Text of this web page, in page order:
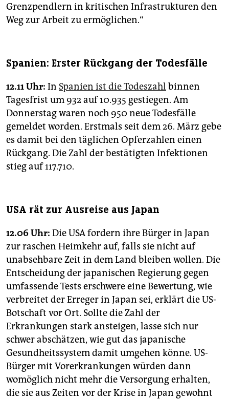
Grenzpendlern in kritischen Infrastrukturen den
Weg zur Arbeit zu ermöglichen.“
Spanien: Erster Rückgang der Todesfälle
12.11 Uhr: In Spanien ist die Todeszahl binnen
Tagesfrist um 932 auf 10.935 gestiegen. Am
Donnerstag waren noch 950 neue Todesfälle
gemeldet worden. Erstmals seit dem 26. März gebe
es damit bei den täglichen Opferzahlen einen
Rückgang. Die Zahl der bestätigten Infektionen
stieg auf 117.710.
USA rät zur Ausreise aus Japan
12.06 Uhr: Die USA fordern ihre Bürger in Japan
zur raschen Heimkehr auf, falls sie nicht auf
unabsehbare Zeit in dem Land bleiben wollen. Die
Entscheidung der japanischen Regierung gegen
umfassende Tests erschwere eine Bewertung, wie
verbreitet der Erreger in Japan sei, erklärt die US-
Botschaft vor Ort. Sollte die Zahl der
Erkrankungen stark ansteigen, lasse sich nur
schwer abschätzen, wie gut das japanische
Gesundheitssystem damit umgehen könne. US-
Bürger mit Vorerkrankungen würden dann
womöglich nicht mehr die Versorgung erhalten,
die sie aus Zeiten vor der Krise in Japan gewohnt